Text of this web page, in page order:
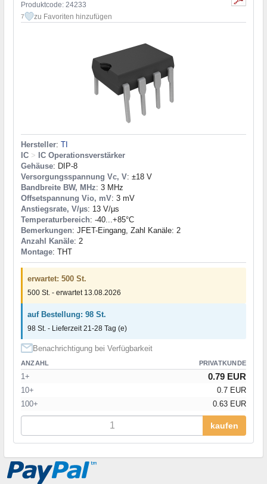
Produktcode: 24233
7 zu Favoriten hinzufügen
Hersteller: TI
IC > IC Operationsverstärker
Gehäuse: DIP-8
Versorgungsspannung Vc, V: ±18 V
Bandbreite BW, MHz: 3 MHz
Offsetspannung Vio, mV: 3 mV
Anstiegsrate, V/µs: 13 V/µs
Temperaturbereich: -40...+85°C
Bemerkungen: JFET-Eingang, Zahl Kanäle: 2
Anzahl Kanäle: 2
Montage: THT
erwartet: 500 St.
500 St. - erwartet 13.08.2026
auf Bestellung: 98 St.
98 St. - Lieferzeit 21-28 Tag (e)
Benachrichtigung bei Verfügbarkeit
ANZAHL PRIVATKUNDE
1+ 0.79 EUR
10+
0.7 EUR
100+
0.63 EUR
kaufen